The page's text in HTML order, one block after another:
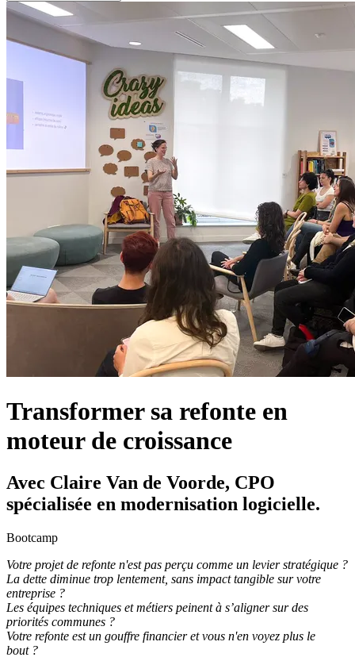
Transformer sa refonte en
moteur de croissance
Avec Claire Van de Voorde, CPO
spécialisée en modernisation logicielle.
Bootcamp
Votre projet de refonte n'est pas perçu comme un levier stratégique ?
La dette diminue trop lentement, sans impact tangible sur votre
entreprise ?
Les équipes techniques et métiers peinent à s’aligner sur des
priorités communes ?
Votre refonte est un gouffre financier et vous n'en voyez plus le
bout ?